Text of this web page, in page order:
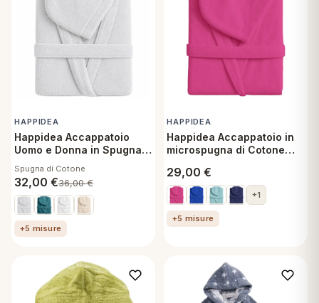
HAPPIDEA
Happidea Accappatoio
Uomo e Donna in Spugna
Grigio Perla tg S
Spugna di Cotone
32,00 €36,00€
+5 misure
HAPPIDEA
Happidea Accappatoio in
microspugna di Cotone
29,00 €
+1
+5 misure